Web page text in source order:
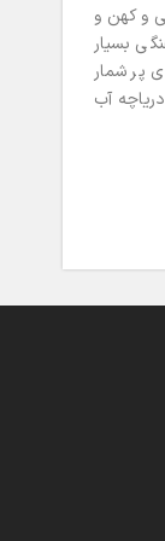
و کهن و
بسیار
پر شمار
آب